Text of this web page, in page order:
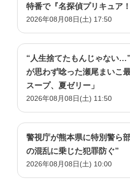
特番で『名探偵プリキュア
2026年08月08日(土) 17:50
“人生捨てたもんじゃない
が思わず唸った瀬尾まいこ
スープ、夏ゼリー」
2026年08月08日(土) 11:50
警視庁が熊本県に特別警ら
の混乱に乗じた犯罪防ぐ”
2026年08月08日(土) 10:00